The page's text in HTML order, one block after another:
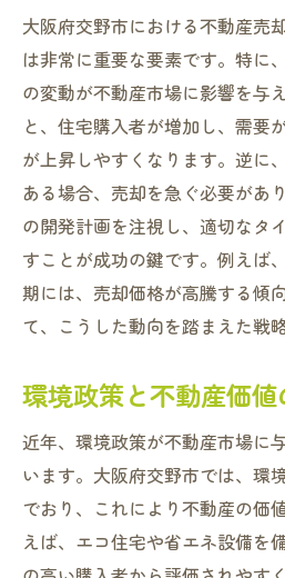
大阪府交野市における不動産売
は非常に重要な要素です。特に
の変動が不動産市場に影響を与
と、住宅購入者が増加し、需要
が上昇しやすくなります。逆に
ある場合、売却を急ぐ必要があ
の開発計画を注視し、適切なタ
すことが成功の鍵です。例えば
期には、売却価格が高騰する傾
て、こうした動向を踏まえた戦
環境政策と不動産価
近年、環境政策が不動産市場に
います。大阪府交野市では、環
でおり、これにより不動産の価
えば、エコ住宅や省エネ設備を